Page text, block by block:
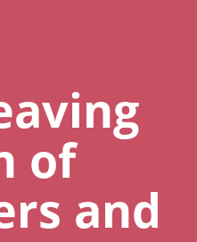
of
and